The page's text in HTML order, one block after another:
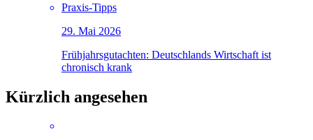
Praxis-Tipps
29. Mai 2026
Frühjahrsgutachten: Deutschlands Wirtschaft ist
chronisch krank
Kürzlich angesehen